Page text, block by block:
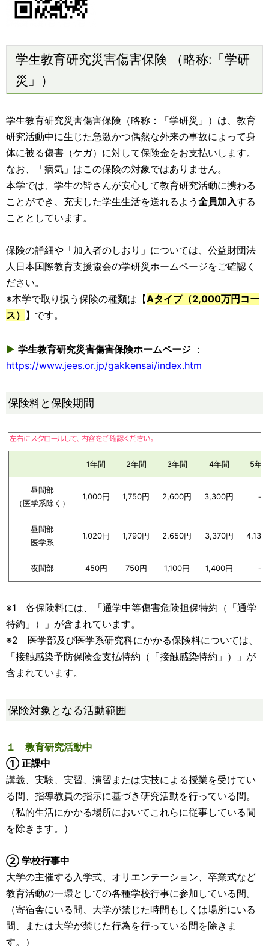
学生教育研究災害傷害保険 （略称:「学研
災」）
学生教育研究災害傷害保険（略称：「学研災」）は、教育
研究活動中に生じた急激かつ偶然な外来の事故によって身
体に被る傷害（ケガ）に対して保険金をお支払いします。
なお、「病気」はこの保険の対象ではありません。
本学では、学生の皆さんが安心して教育研究活動に携わる
ことができ、充実した学生生活を送れるよう 全員加入する
こととしています。
保険の詳細や「加入者のしおり」については、公益財団法
人日本国際教育支援協会の学研災ホームページをご確認く
ださい。
※本学で取り扱う保険の種類は【Aタイプ（2,000万円コー
ス） 】です。
▶ 学生教育研究災害傷害保険ホームページ ：
https://www.jees.or.jp/gakkensai/index.htm
保険料と保険期間
1年間 2年間 3年間 4年間 5年
昼間部
（医学系除く）
1,000円 1,750円 2,600円 3,300円 －
昼間部
医学系
1,020円 1,790円 2,650円 3,370円 4,130
夜間部 450円 750円 1,100円 1,400円 －
※1 各保険料には、「通学中等傷害危険担保特約（「通学
特約」）」が含まれています。
※2 医学部及び医学系研究科にかかる保険料については、
「接触感染予防保険金支払特約（「接触感染特約」）」が
含まれています。
保険対象となる活動範囲
１ 教育研究活動中
① 正課中
講義、実験、実習、演習または実技による授業を受けてい
る間、指導教員の指示に基づき研究活動を行っている間。
（私的生活にかかる場所においてこれらに従事している間
を除きます。）
② 学校行事中
大学の主催する入学式、オリエンテーション、卒業式など
教育活動の一環としての各種学校行事に参加している間。
（寄宿舎にいる間、大学が禁じた時間もしくは場所にいる
間、または大学が禁じた行為を行っている間を除きま
す。）